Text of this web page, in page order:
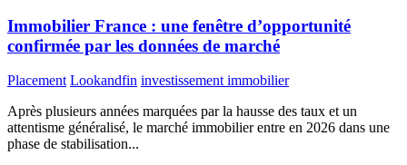
Immobilier France : une fenêtre d’opportunité
confirmée par les données de marché
Placement Lookandfin investissement immobilier
Après plusieurs années marquées par la hausse des taux et un
attentisme généralisé, le marché immobilier entre en 2026 dans une
phase de stabilisation...